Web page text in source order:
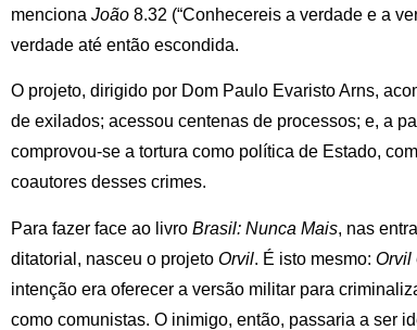
menciona João 8.32 (“Conhecereis a verdade e a
verdade até então escondida.
O projeto, dirigido por Dom Paulo Evaristo Arns,
de exilados; acessou centenas de processos; e, a
comprovou-se a tortura como política de Estado,
coautores desses crimes.
Para fazer face ao livro Brasil: Nunca Mais, nas
ditatorial, nasceu o projeto Orvil. É isto mesmo: Orvil
intenção era oferecer a versão militar para
como comunistas. O inimigo, então, passaria a ser